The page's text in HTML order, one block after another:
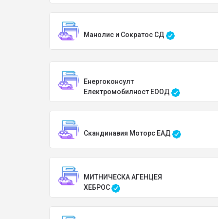
Манолис и Сократос СД
Енергоконсулт
Електромобилност ЕООД
Скандинавия Моторс ЕАД
МИТНИЧЕСКА АГЕНЦЕЯ
ХЕБРОС